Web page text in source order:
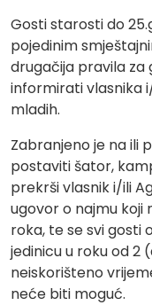
Gosti starosti do
pojedinim
drugačija pravila za
informirati vlasnika
mladih.
Zabranjeno je na ili
postaviti šator,
prekrši vlasnik i/ili
ugovor o najmu koji
roka, te se svi gosti
jedinicu u roku od 2
neiskorišteno
neće biti moguć.